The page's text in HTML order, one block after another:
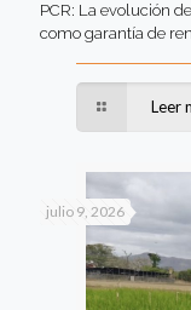
PCR: La evolución
como garantía de
Leer
julio 9, 2026